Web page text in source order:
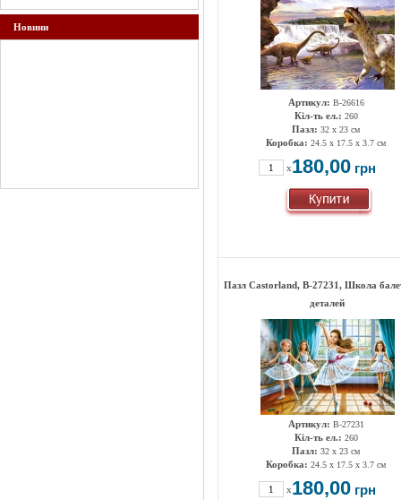
Новини
Артикул: B-26616
Кіл-ть ел.: 260
Пазл: 32 x 23 см
Коробка: 24.5 x 17.5 x 3.7 см
x180,00 грн
Пазл Castorland, B-27231, Школа
деталей
Артикул: B-27231
Кіл-ть ел.: 260
Пазл: 32 x 23 см
Коробка: 24.5 x 17.5 x 3.7 см
x180,00 грн